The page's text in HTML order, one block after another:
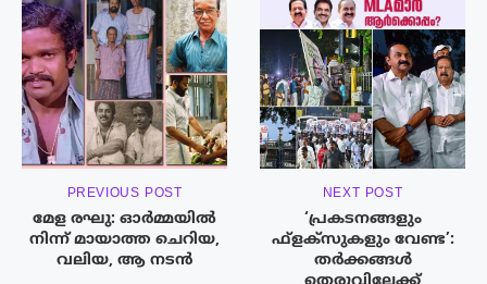
PREVIOUS POST
മേള രഘു: ഓർമ്മയിൽ
നിന്ന് മായാത്ത ചെറിയ,
വലിയ, ആ നടൻ
NEXT POST
‘പ്രകടനങ്ങളും
ഫ്ളക്‌സുകളും വേണ്ട’:
തർക്കങ്ങൾ